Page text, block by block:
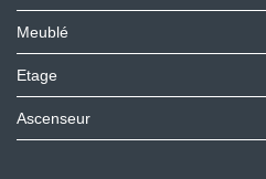
Meublé
Etage
Ascenseur